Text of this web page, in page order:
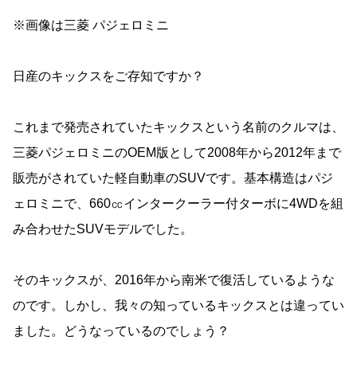
※画像は三菱 パジェロミニ
日産のキックスをご存知ですか？
これまで発売されていたキックスという名前のクルマは、
三菱パジェロミニのOEM版として2008年から2012年まで
販売がされていた軽自動車のSUVです。基本構造はパジ
ェロミニで、660㏄インタークーラー付ターボに4WDを組
み合わせたSUVモデルでした。
そのキックスが、2016年から南米で復活しているような
のです。しかし、我々の知っているキックスとは違ってい
ました。どうなっているのでしょう？